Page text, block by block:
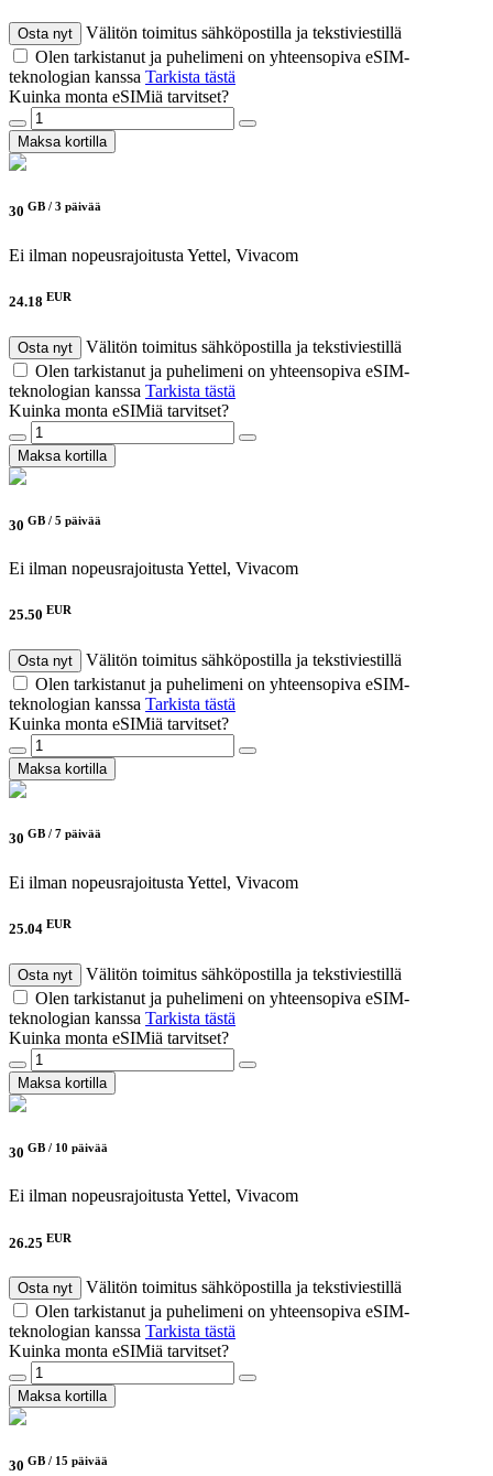
Osta nyt
Välitön toimitus sähköpostilla ja tekstiviestillä
Olen tarkistanut ja puhelimeni on yhteensopiva eSIM-
teknologian kanssa Tarkista tästä
Kuinka monta eSIMiä tarvitset?
Maksa kortilla
30 GB / 3 päivää
Ei ilman nopeusrajoitusta Yettel, Vivacom
24.18 EUR
Osta nyt
Välitön toimitus sähköpostilla ja tekstiviestillä
Olen tarkistanut ja puhelimeni on yhteensopiva eSIM-
teknologian kanssa Tarkista tästä
Kuinka monta eSIMiä tarvitset?
Maksa kortilla
30 GB / 5 päivää
Ei ilman nopeusrajoitusta Yettel, Vivacom
25.50 EUR
Osta nyt
Välitön toimitus sähköpostilla ja tekstiviestillä
Olen tarkistanut ja puhelimeni on yhteensopiva eSIM-
teknologian kanssa Tarkista tästä
Kuinka monta eSIMiä tarvitset?
Maksa kortilla
30 GB / 7 päivää
Ei ilman nopeusrajoitusta Yettel, Vivacom
25.04 EUR
Osta nyt
Välitön toimitus sähköpostilla ja tekstiviestillä
Olen tarkistanut ja puhelimeni on yhteensopiva eSIM-
teknologian kanssa Tarkista tästä
Kuinka monta eSIMiä tarvitset?
Maksa kortilla
30 GB / 10 päivää
Ei ilman nopeusrajoitusta Yettel, Vivacom
26.25 EUR
Osta nyt
Välitön toimitus sähköpostilla ja tekstiviestillä
Olen tarkistanut ja puhelimeni on yhteensopiva eSIM-
teknologian kanssa Tarkista tästä
Kuinka monta eSIMiä tarvitset?
Maksa kortilla
30 GB / 15 päivää